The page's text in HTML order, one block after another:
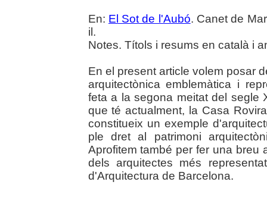
En: El Sot de l'Aubó. Canet de
il.
Notes. Títols i resums en català i
En el present article volem posar
arquitectònica emblemàtica i
feta a la segona meitat del segle
que té actualment, la Casa
constitueix un exemple
ple dret al patrimoni
Aprofitem també per fer una breu
dels arquitectes més
d'Arquitectura de Barcelona.